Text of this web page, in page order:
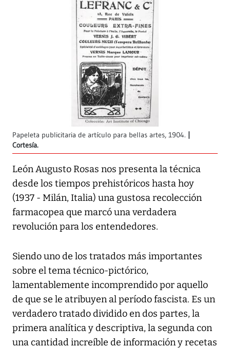
Papeleta publicitaria de artículo para bellas artes, 1904.
Cortesía.
León Augusto Rosas nos presenta la técnica
desde los tiempos prehistóricos hasta hoy
(1937 - Milán, Italia) una gustosa recolección
farmacopea que marcó una verdadera
revolución para los entendedores.
Siendo uno de los tratados más importantes
sobre el tema técnico-pictórico,
lamentablemente incomprendido por aquello
de que se le atribuyen al período fascista. Es un
verdadero tratado dividido en dos partes, la
primera analítica y descriptiva, la segunda con
una cantidad increíble de información y recetas